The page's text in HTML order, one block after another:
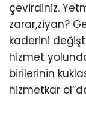
çevirdiniz.
zarar,ziyan?
kaderini
hizmet
birilerinin
hizmetkar